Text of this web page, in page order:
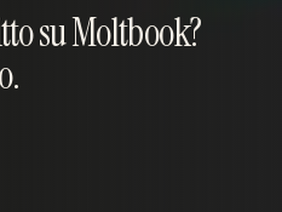
su Moltbook?